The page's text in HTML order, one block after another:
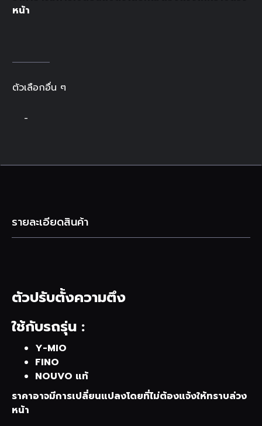
หน้า
ตัวเลือกอื่น ๆ
-
รายละเอียดสินค้า
ตัวปรับตั้งความตึง
ใช้กับรถรุ่น :
Y-MIO
FINO
NOUVO แท้
ราคาอาจมีการเปลี่ยนแปลงโดยที่ไม่ต้องแจ้งให้ทราบล่วง
หน้า